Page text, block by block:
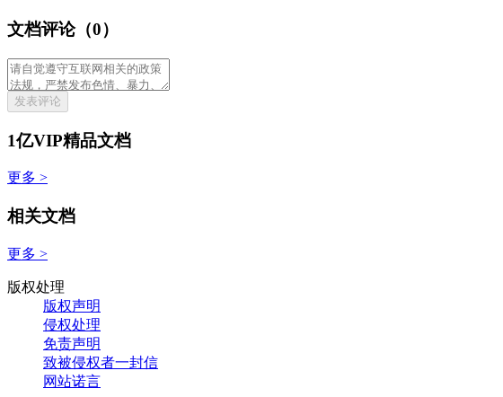
文档评论（0）
发表评论
1亿VIP精品文档
更多 >
相关文档
更多 >
版权处理
版权声明
侵权处理
免责声明
致被侵权者一封信
网站诺言